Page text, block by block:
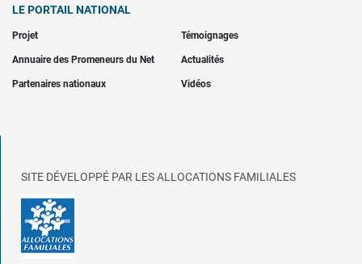
LE PORTAIL NATIONAL
Projet Témoignages
Annuaire des Promeneurs du Net Actualités
Partenaires nationaux Vidéos
SITE DÉVELOPPÉ PAR LES ALLOCATIONS FAMILIALES